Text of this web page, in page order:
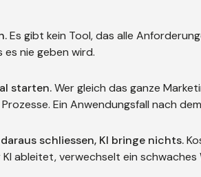
Es gibt kein Tool, das alle
nie geben wird.
starten.Wer gleich das ganze
Ein Anwendungsfall nach
schliessen, KI bringe nichts.
ableitet, verwechselt ein